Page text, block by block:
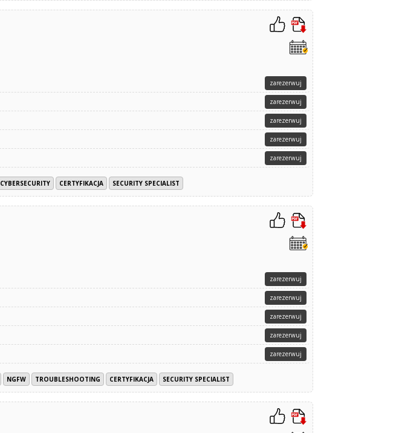
zarezerwuj
zarezerwuj
zarezerwuj
zarezerwuj
zarezerwuj
CYBERSECURITY CERTYFIKACJA SECURITY SPECIALIST
zarezerwuj
zarezerwuj
zarezerwuj
zarezerwuj
zarezerwuj
NGFW TROUBLESHOOTING CERTYFIKACJA SECURITY SPECIALIST